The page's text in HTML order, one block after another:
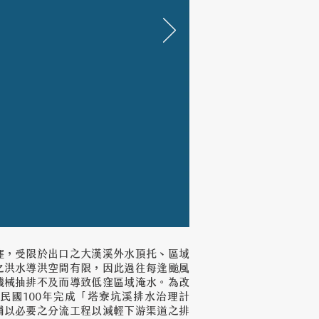
受限於出口之大漢溪外水頂托、區域
水導洪空間有限，因此過往每逢颱風
抽排不及而導致低窪區域淹水。為改
國100年完成「塔寮坑溪排水治理計
必要之分流工程以減輕下游渠道之排